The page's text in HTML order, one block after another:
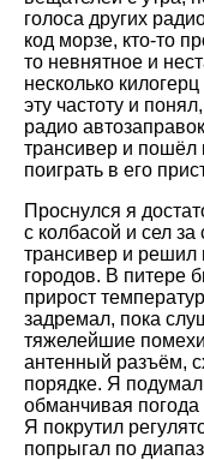
голоса других
код морзе, кто-то
то невнятное и
несколько
эту частоту и
радио
трансивер и пошёл
поиграть в его
Проснулся я
с колбасой и сел
трансивер и решил
городов. В питере
прирост
задремал, пока
тяжелейшие
антенный разъём,
порядке. Я подумал
обманчивая
Я покрутил
попрыгал по